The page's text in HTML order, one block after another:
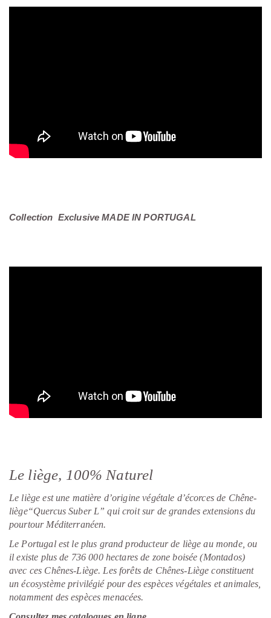
Collection Exclusive MADE IN PORTUGAL
Le liège, 100% Naturel
Le liège est une matière d’origine végétale d’écorces de Chêne-
liège“Quercus Suber L” qui croit sur de grandes extensions du
pourtour Méditerranéen.
Le Portugal est le plus grand producteur de liège au monde, ou
il existe plus de 736 000 hectares de zone boisée (Montados)
avec ces Chênes-Liège. Les forêts de Chênes-Liège constituent
un écosystème privilégié pour des espèces végétales et animales,
notamment des espèces menacées.